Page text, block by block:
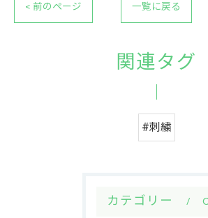
< 前のページ 一覧に戻る
関連タグ
#刺繍
カテゴリー